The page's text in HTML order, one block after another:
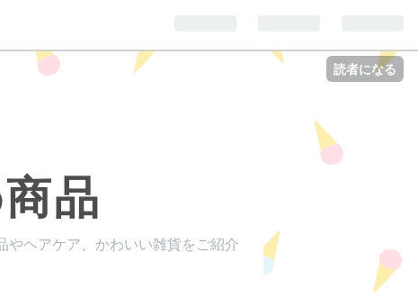
読者になる
品
ヘアケア、かわいい雑貨をご紹介